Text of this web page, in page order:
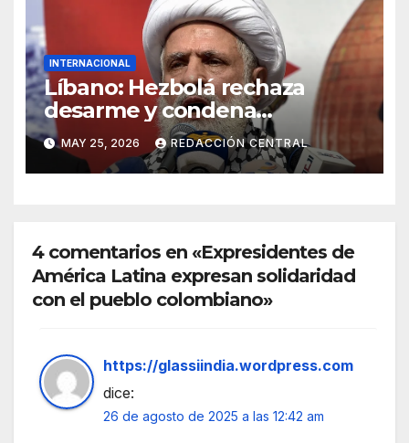
INTERNACIONAL
Líbano: Hezbolá rechaza
desarme y condena
injerencia de EE.UU.
MAY 25, 2026 REDACCIÓN CENTRAL
4 comentarios en «Expresidentes de
América Latina expresan solidaridad
con el pueblo colombiano»
https://glassiindia.wordpress.com
dice:
26 de agosto de 2025 a las 12:42 am